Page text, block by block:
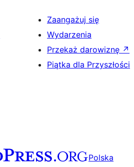
Zaangażuj się
Wydarzenia
Przekaż darowiznę ↗
Piątka dla Przyszłości
Polska